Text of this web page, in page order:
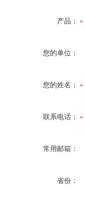
产品：
您的单位：
您的姓名：
联系电话：
常用邮箱：
省份：